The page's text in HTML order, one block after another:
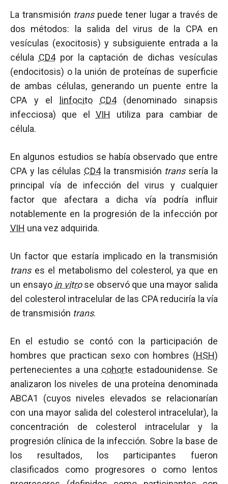
La transmisión transpuede tener lugar a través de
dos métodos: la salida del virus de la CPA en
vesículas (exocitosis) y subsiguiente entrada a la
célula CD4por la captación de dichas vesículas
(endocitosis) o la unión de proteínas de superficie
de ambas células, generando un puente entre la
CPA y el
linfocito CD4(denominado sinapsis
infecciosa) que elVIH
utiliza para cambiar de
célula.
En algunos estudios se había observado que entre
CPA y las células CD4la transmisión transsería la
principal vía de infección del virus y cualquier
factor que afectara a dicha vía podría influir
notablemente en la progresión de la infección por
VIH una vez adquirida.
Un factor que estaría implicado en la transmisión
transes el metabolismo del colesterol, ya que en
un ensayo in vitrose observó que una mayor salida
del colesterol intracelular de las CPA reduciría la vía
de transmisión trans.
En el estudio se contó con la participación de
hombres que practican sexo con hombres (HSH)
pertenecientes a una cohorte estadounidense. Se
analizaron los niveles de una proteína denominada
ABCA1 (cuyos niveles elevados se relacionarían
con una mayor salida del colesterol intracelular), la
concentración de colesterol intracelular y la
progresión clínica de la infección. Sobre la base de
los resultados, los participantes fueron
clasificados como progresores o como lentos